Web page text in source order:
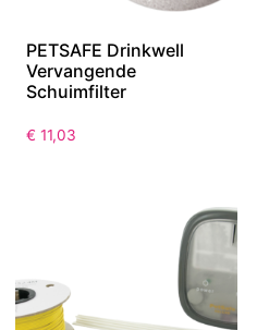
PETSAFE Drinkwell
Vervangende
Schuimfilter
€ 11,03